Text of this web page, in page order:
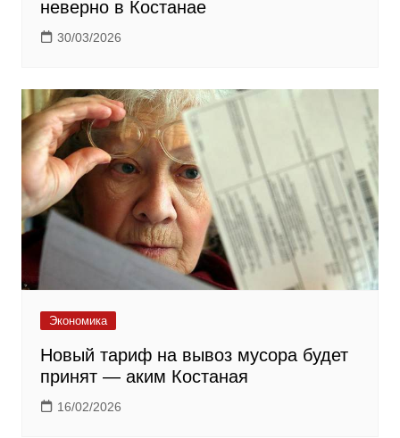
неверно в Костанае
30/03/2026
Экономика
Новый тариф на вывоз мусора будет
принят — аким Костаная
16/02/2026